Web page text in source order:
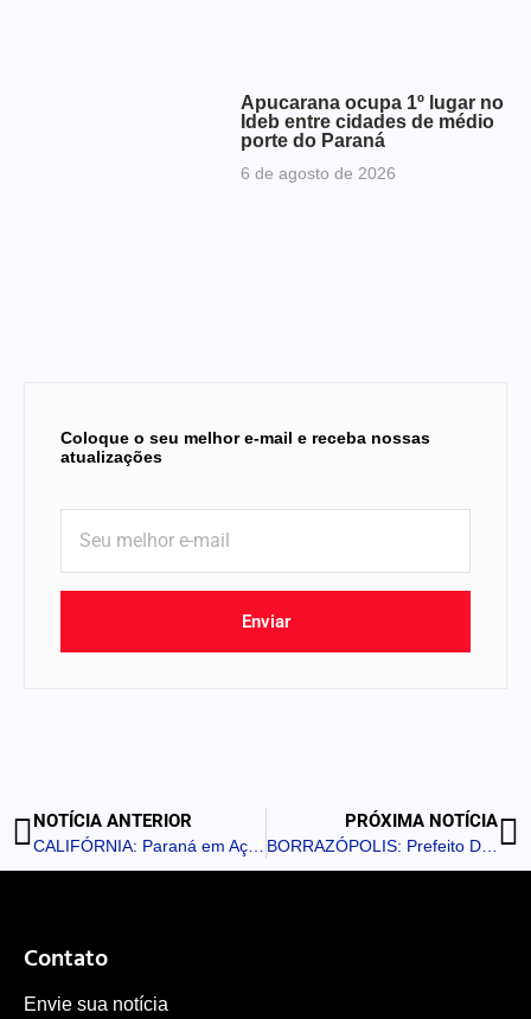
Apucarana ocupa 1º lugar no
Ideb entre cidades de médio
porte do Paraná
6 de agosto de 2026
Coloque o seu melhor e-mail e receba nossas
atualizações
Enviar
NOTÍCIA ANTERIOR
CALIFÓRNIA: Paraná em Ação já registra mais de 1.200 atendimentos na cidade
PRÓXIMA NOTÍCIA
BORRAZÓPOLIS: Prefeito Didi anuncia programa “Compra Borrazópolis” e destaca investimentos na cidade
Contato
Envie sua notícia